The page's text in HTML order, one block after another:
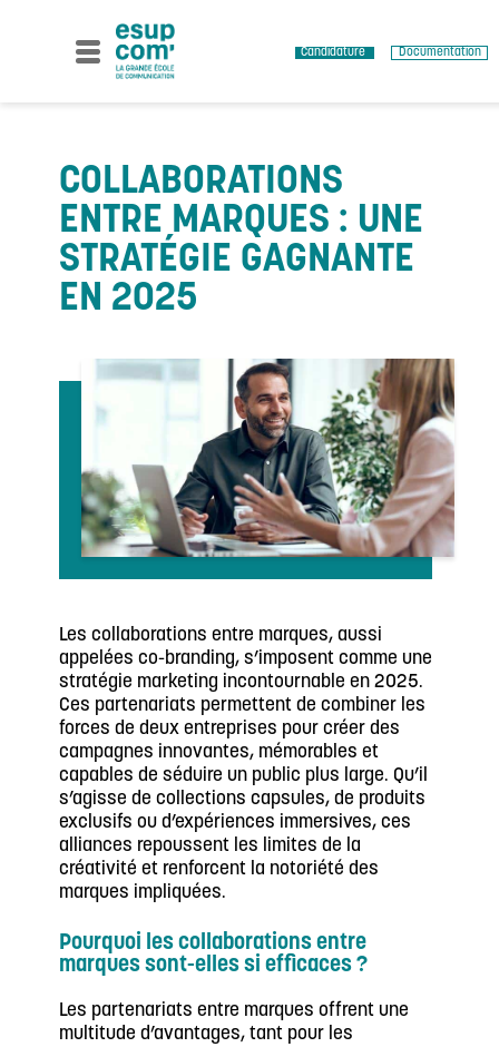
Candidature Documentation
COLLABORATIONS
ENTRE MARQUES : UNE
STRATÉGIE GAGNANTE
EN 2025
Les collaborations entre marques, aussi
appelées co-branding, s’imposent comme une
stratégie marketing incontournable en 2025.
Ces partenariats permettent de combiner les
forces de deux entreprises pour créer des
campagnes innovantes, mémorables et
capables de séduire un public plus large. Qu’il
s’agisse de collections capsules, de produits
exclusifs ou d’expériences immersives, ces
alliances repoussent les limites de la
créativité et renforcent la notoriété des
marques impliquées.
Pourquoi les collaborations entre
marques sont-elles si efficaces ?
Les partenariats entre marques offrent une
multitude d’avantages, tant pour les